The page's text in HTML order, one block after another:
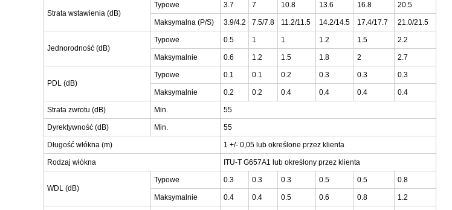
Strata wstawienia (dB)
Typowe 3.7 7 10.8 13.6 16.8 20.5
Maksymalna (P/S) 3.9/4.2 7.5/7.8 11.2/11.5 14.2/14.5 17.4/17.7 21.0/21.5
Jednorodność (dB)
Typowe 0.5 1 1 1.2 1.5 2.2
Maksymalnie 0.6 1.2 1.5 1.8 2 2.7
PDL (dB)
Typowe 0.1 0.1 0.2 0.3 0.3 0.3
Maksymalnie 0.2 0.2 0.4 0.4 0.4 0.4
Strata zwrotu (dB) Min. 55
Dyrektywność (dB) Min. 55
Długość włókna (m) 1 +/- 0,05 lub określone przez klienta
Rodzaj włókna ITU-T G657A1 lub określony przez klienta
WDL (dB)
Typowe 0.3 0.3 0.3 0.5 0.5 0.8
Maksymalnie 0.4 0.4 0.5 0.6 0.8 1.2